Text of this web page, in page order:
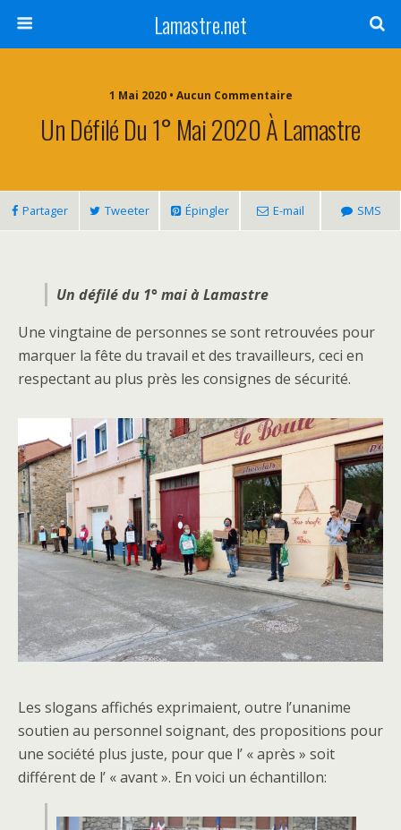
Lamastre.net
1 Mai 2020 • Aucun Commentaire
Un Défilé Du 1° Mai 2020 À Lamastre
Partager Tweeter Épingler E-mail SMS
Un défilé du 1° mai à Lamastre
Une vingtaine de personnes se sont retrouvées pour
marquer la fête du travail et des travailleurs, ceci en
respectant au plus près les consignes de sécurité.
Les slogans affichés exprimaient, outre l’unanime
soutien au personnel soignant, des propositions pour
une société plus juste, pour que l’ « après » soit
différent de l’ « avant ». En voici un échantillon: